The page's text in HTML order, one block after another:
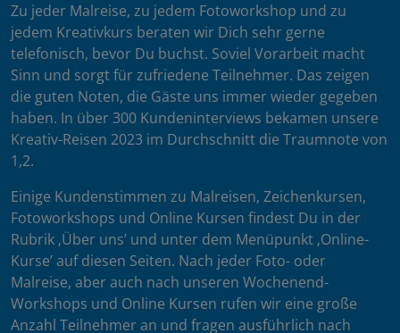
Zu jeder Malreise, zu jedem Fotoworkshop und zu
jedem Kreativkurs beraten wir Dich sehr gerne
telefonisch, bevor Du buchst. Soviel Vorarbeit macht
Sinn und sorgt für zufriedene Teilnehmer. Das zeigen
die guten Noten, die Gäste uns immer wieder gegeben
haben. In über 300 Kundeninterviews bekamen unsere
Kreativ-Reisen 2023 im Durchschnitt die Traumnote von
1,2.
Einige Kundenstimmen zu Malreisen, Zeichenkursen,
Fotoworkshops und Online Kursen findest Du in der
Rubrik ‚Über uns’ und unter dem Menüpunkt ‚Online-
Kurse’ auf diesen Seiten. Nach jeder Foto- oder
Malreise, aber auch nach unseren Wochenend-
Workshops und Online Kursen rufen wir eine große
Anzahl Teilnehmer an und fragen ausführlich nach